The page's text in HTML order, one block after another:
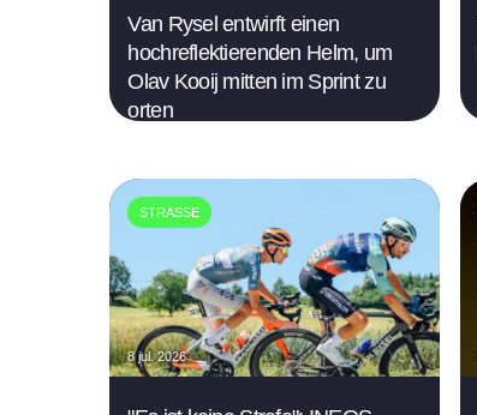
Van Rysel entwirft einen
hochreflektierenden Helm, um
Olav Kooij mitten im Sprint zu
orten
STRASSE
8 jul. 2026